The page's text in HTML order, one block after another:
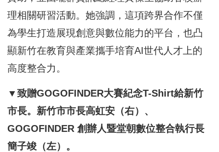
理相關研習活動。她強調，這項跨界合作不僅
為學生打造展現創意與數位能力的平台，也凸
顯新竹在教育與產業攜手培育AI世代人才上的
高度整合力。
▼致贈GOGOFINDER大賽紀念T-Shirt給新竹
市長。新竹市市長高虹安（右）、
GOGOFINDER 創辦人暨堂朝數位整合執行長
簡子竣（左）。